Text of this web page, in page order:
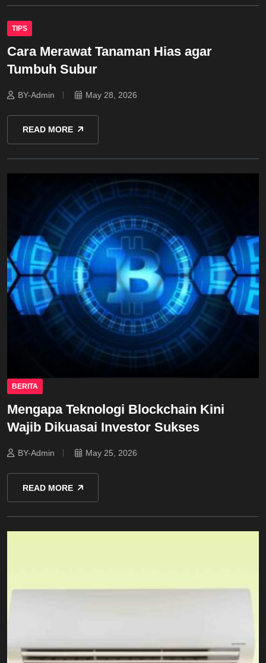
TIPS
Cara Merawat Tanaman Hias agar
Tumbuh Subur
BY-Admin May 28, 2026
READ MORE
BERITA
Mengapa Teknologi Blockchain Kini
Wajib Dikuasai Investor Sukses
BY-Admin May 25, 2026
READ MORE